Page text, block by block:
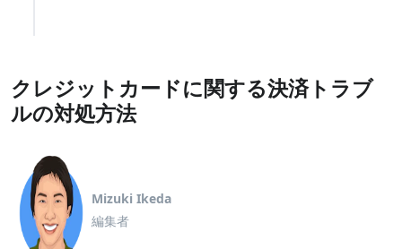
クレジットカードに関する決済トラブ
ルの対処方法
Mizuki Ikeda
編集者